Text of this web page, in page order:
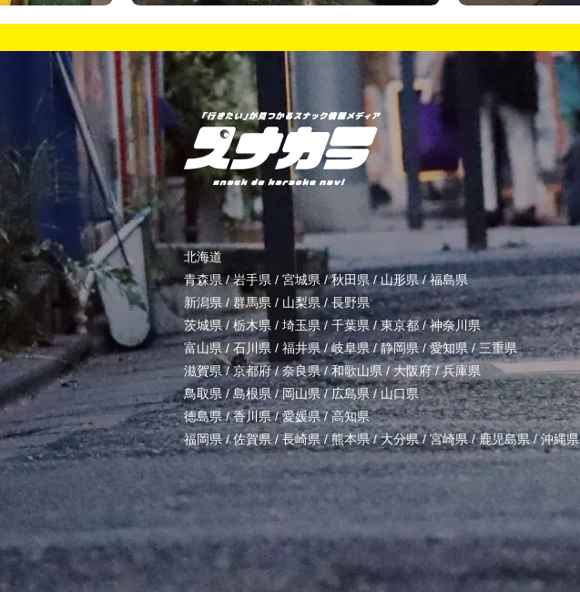
北海道
青森県/岩手県 / 宮城県 /秋田県 /山形県/福島県
新潟県 / 群馬県 / 山梨県/長野県
茨城県 / 栃木県 / 埼玉県/ 千葉県 /東京都/神奈川県
富山県/ 石川県 / 福井県/岐阜県/静岡県/ 愛知県 / 三重県
滋賀県/京都府/奈良県/和歌山県 /大阪府/兵庫県
鳥取県/島根県/岡山県/広島県/山口県
徳島県/香川県/愛媛県/高知県
福岡県/佐賀県/長崎県 /熊本県/大分県/宮崎県/鹿児島県/沖縄県